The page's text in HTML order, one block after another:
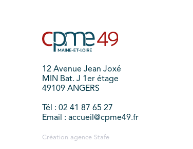
12 Avenue Jean Joxé
MIN Bat. J 1er étage
49109 ANGERS
Tél : 02 41 87 65 27
Email : accueil@cpme49.fr
Création agence Stafe